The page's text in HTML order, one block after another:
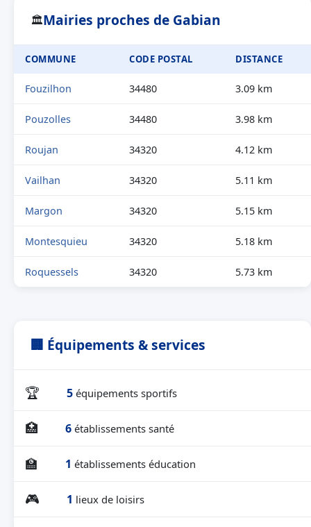
🏛Mairies proches de Gabian
COMMUNE CODE POSTAL DISTANCE
Fouzilhon 34480 3.09 km
Pouzolles 34480 3.98 km
Roujan 34320 4.12 km
Vailhan 34320 5.11 km
Margon 34320 5.15 km
Montesquieu 34320 5.18 km
Roquessels 34320 5.73 km
🏢 Équipements & services
🏆 5 équipements sportifs
🏥 6 établissements santé
🏫 1 établissements éducation
🎮 1 lieux de loisirs